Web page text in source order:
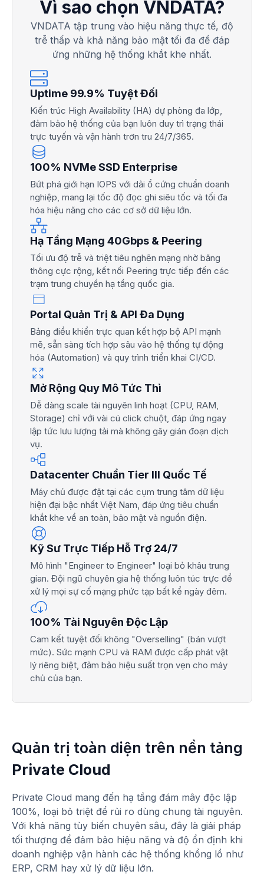
Vì sao chọn VNDATA?
VNDATA tập trung vào hiệu năng thực tế, độ
trễ thấp và khả năng bảo mật tối đa để đáp
ứng những hệ thống khắt khe nhất.
Uptime 99.9% Tuyệt Đối
Kiến trúc High Availability (HA) dự phòng đa lớp,
đảm bảo hệ thống của bạn luôn duy trì trạng thái
trực tuyến và vận hành trơn tru 24/7/365.
100% NVMe SSD Enterprise
Bứt phá giới hạn IOPS với dải ổ cứng chuẩn doanh
nghiệp, mang lại tốc độ đọc ghi siêu tốc và tối đa
hóa hiệu năng cho các cơ sở dữ liệu lớn.
Hạ Tầng Mạng 40Gbps & Peering
Tối ưu độ trễ và triệt tiêu nghẽn mạng nhờ băng
thông cực rộng, kết nối Peering trực tiếp đến các
trạm trung chuyển hạ tầng quốc gia.
Portal Quản Trị & API Đa Dụng
Bảng điều khiển trực quan kết hợp bộ API mạnh
mẽ, sẵn sàng tích hợp sâu vào hệ thống tự động
hóa (Automation) và quy trình triển khai CI/CD.
Mở Rộng Quy Mô Tức Thì
Dễ dàng scale tài nguyên linh hoạt (CPU, RAM,
Storage) chỉ với vài cú click chuột, đáp ứng ngay
lập tức lưu lượng tải mà không gây gián đoạn dịch
vụ.
Datacenter Chuẩn Tier III Quốc Tế
Máy chủ được đặt tại các cụm trung tâm dữ liệu
hiện đại bậc nhất Việt Nam, đáp ứng tiêu chuẩn
khắt khe về an toàn, bảo mật và nguồn điện.
Kỹ Sư Trực Tiếp Hỗ Trợ 24/7
Mô hình "Engineer to Engineer" loại bỏ khâu trung
gian. Đội ngũ chuyên gia hệ thống luôn túc trực để
xử lý mọi sự cố mạng phức tạp bất kể ngày đêm.
100% Tài Nguyên Độc Lập
Cam kết tuyệt đối không "Overselling" (bán vượt
mức). Sức mạnh CPU và RAM được cấp phát vật
lý riêng biệt, đảm bảo hiệu suất trọn vẹn cho máy
chủ của bạn.
Quản trị toàn diện trên nền tảng
Private Cloud
Private Cloud mang đến hạ tầng đám mây độc lập
100%, loại bỏ triệt để rủi ro dùng chung tài nguyên.
Với khả năng tùy biến chuyên sâu, đây là giải pháp
tối thượng để đảm bảo hiệu năng và độ ổn định khi
doanh nghiệp vận hành các hệ thống khổng lồ như
ERP, CRM hay xử lý dữ liệu lớn.